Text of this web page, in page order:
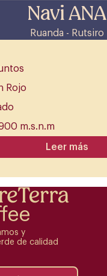
Navi ANA
Ruanda - Rutsiro
Rojo
m.s.n.m
Leer más
y
de calidad